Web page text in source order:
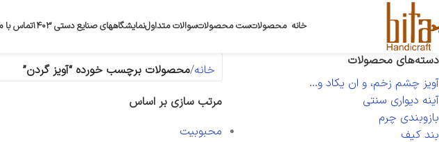
خانه محصولاتست محصولاتسوالات متداولنمایشگاههای صنایع دستی ۱۴۰۳ تماس با
دسته‌های محصولات
آویز چشم زخم، و ان یکاد و...
آینه دیواری سنتی
بازوبندی چرم
بند کیف
خانه محصولات برچسب خورده “آویز گردن”
مرتب سازی بر اساس
محبوبیت